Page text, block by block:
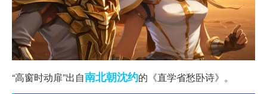
“高窗时动扉”出自南北朝沈约的《直学省愁卧诗》。